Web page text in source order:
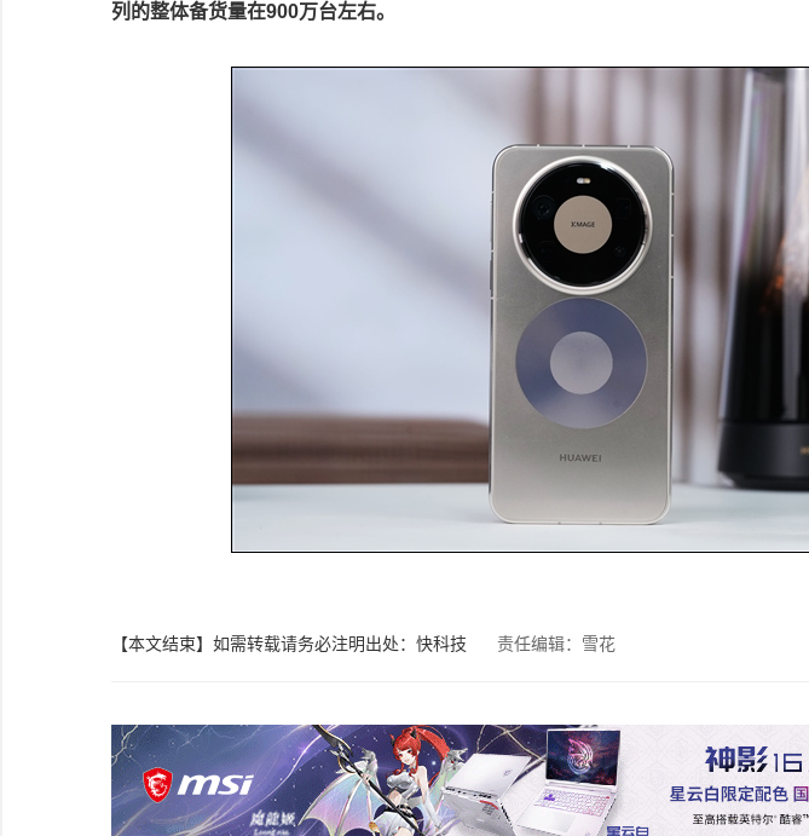
列的整体备货量在900万台左右。
【本文结束】如需转载请务必注明出处：快科技 责任编辑：雪花